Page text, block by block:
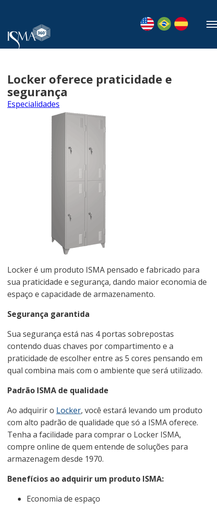
Locker oferece praticidade e
segurança
Especialidades
Locker é um produto ISMA pensado e fabricado para
sua praticidade e segurança, dando maior economia de
espaço e capacidade de armazenamento.
Segurança garantida
Sua segurança está nas 4 portas sobrepostas
contendo duas chaves por compartimento e a
praticidade de escolher entre as 5 cores pensando em
qual combina mais com o ambiente que será utilizado.
Padrão ISMA de qualidade
Ao adquirir o Locker, você estará levando um produto
com alto padrão de qualidade que só a ISMA oferece.
Tenha a facilidade para comprar o Locker ISMA,
compre online de quem entende de soluções para
armazenagem desde 1970.
Benefícios ao adquirir um produto ISMA:
Economia de espaço